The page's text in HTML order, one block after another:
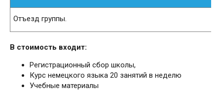
Отъезд группы.
В стоимость входит:
Регистрационный сбор школы,
Курс немецкого языка 20 занятий в неделю
Учебные материалы